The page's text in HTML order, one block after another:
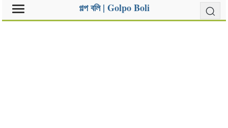
গল্প বলি | Golpo Boli